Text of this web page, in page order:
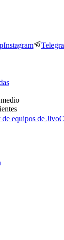
Instagram
de equipos de